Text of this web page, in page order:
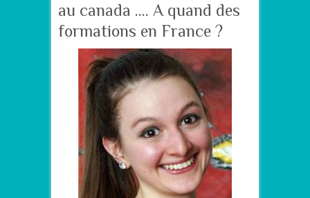
au canada …. A quand des
formations en France ?